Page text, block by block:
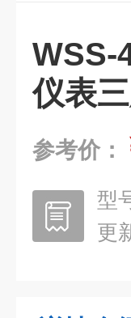
WSS-
仪表
参考价：
型
更